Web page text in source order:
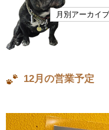
12月の営業予定